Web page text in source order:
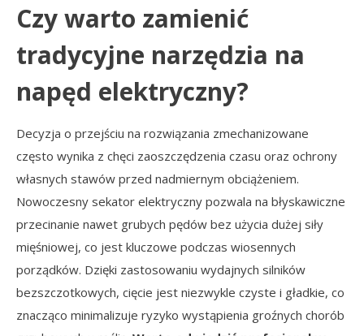
Czy warto zamienić
tradycyjne narzędzia na
napęd elektryczny?
Decyzja o przejściu na rozwiązania zmechanizowane
często wynika z chęci zaoszczędzenia czasu oraz ochrony
własnych stawów przed nadmiernym obciążeniem.
Nowoczesny sekator elektryczny pozwala na błyskawiczne
przecinanie nawet grubych pędów bez użycia dużej siły
mięśniowej, co jest kluczowe podczas wiosennych
porządków. Dzięki zastosowaniu wydajnych silników
bezszczotkowych, cięcie jest niezwykle czyste i gładkie, co
znacząco minimalizuje ryzyko wystąpienia groźnych chorób